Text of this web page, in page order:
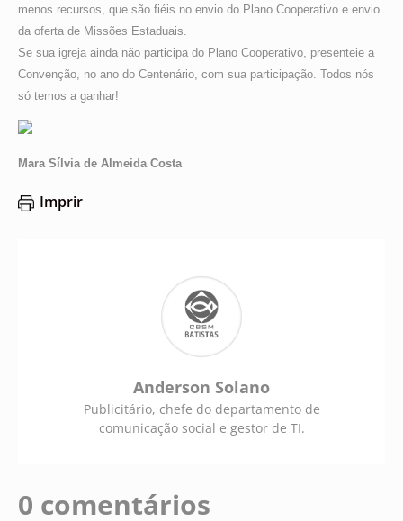
menos recursos, que são fiéis no envio do Plano Cooperativo e envio
da oferta de Missões Estaduais.
Se sua igreja ainda não participa do Plano Cooperativo, presenteie a
Convenção, no ano do Centenário, com sua participação. Todos nós
só temos a ganhar!
Mara Sílvia de Almeida Costa
Imprir
Publicitário, chefe do departamento de
comunicação social e gestor de TI.
Anderson Solano
0 comentários